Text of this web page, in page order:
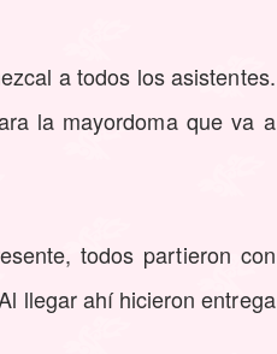
a todos los asistentes.
la mayordoma que va a
todos partieron con
llegar ahí hicieron entrega